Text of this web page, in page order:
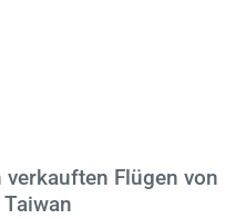
Flügen von